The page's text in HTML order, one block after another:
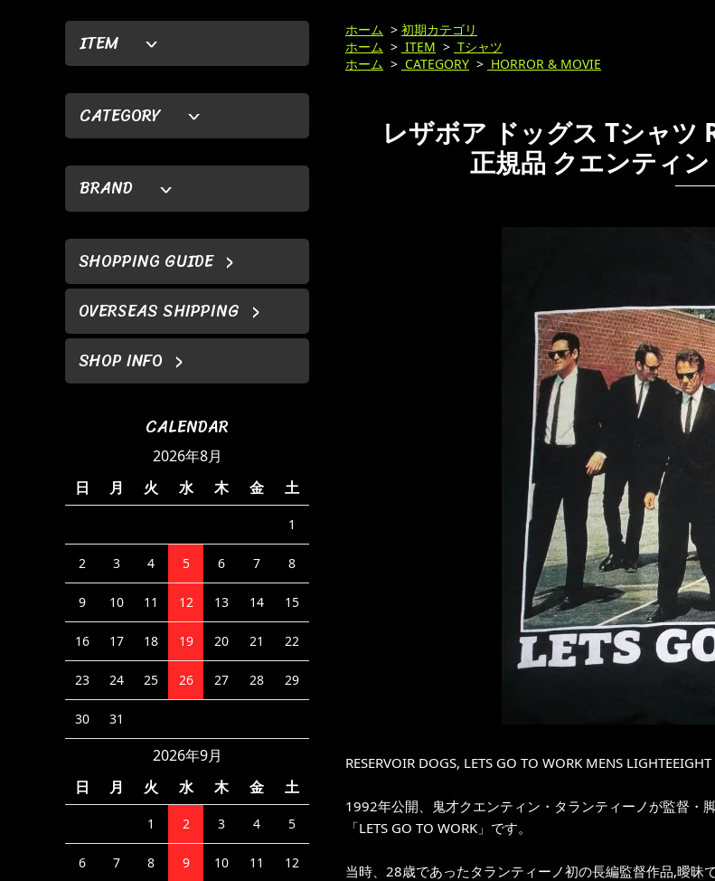
ITEM
CATEGORY
BRAND
SHOPPING GUIDE
OVERSEAS SHIPPING
SHOP INFO
CALENDAR
2026年8月
日
月 火 水 木 金 土
1
2 3 4 5 6 7 8
9 10 11 12 13 14 15
16 17 18 19 20 21 22
23 24 25 26 27 28 29
30 31
2026年9月
日
月 火 水 木 金 土
1 2 3 4 5
6 7 8 9 10 11 12
ホーム > 初期カテゴリ
ホーム > ITEM > Tシャツ
ホーム > CATEGORY > HORROR & MOVIE
レザボア ドッグス Tシャツ
正規品 クエンティ
RESERVOIR DOGS, LETS GO TO WORK MENS LIGHTEEIGHT
1992年公開、鬼才クエンティン・タランティーノが監督・
「LETS GO TO WORK」です。
当時、28歳であったタランティーノ初の長編監督作品,曖